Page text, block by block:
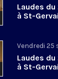
Laudes
à St-
Vendredi
Laudes
à St-